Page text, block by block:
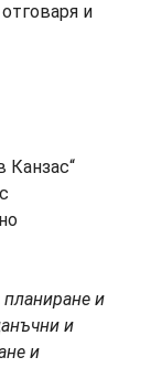
и
Канзас“
планиране и
и
и